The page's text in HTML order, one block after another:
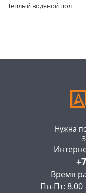
Теплый водяной пол
Нужна
Время
Пн-Пт: 8.00